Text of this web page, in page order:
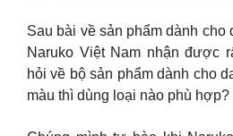
Sau bài về sản phẩm dành cho
Naruko Việt Nam nhận được
hỏi về bộ sản phẩm dành cho
màu thì dùng loại nào phù